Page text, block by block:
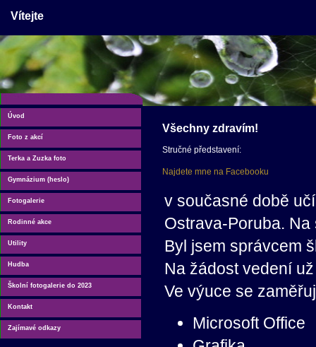
Vítejte
Úvod
Foto z akcí
Terka a Zuzka foto
Gymnázium (heslo)
Fotogalerie
Rodinné akce
Utility
Hudba
Školní fotogalerie do 2023
Kontakt
Zajímavé odkazy
Všechny zdravím!
Stručné představení:
Najdete mne na Facebooku
v současné době
Ostrava-Poruba.
Byl jsem správcem
Na žádost vedení
Ve výuce se
Microsoft Office